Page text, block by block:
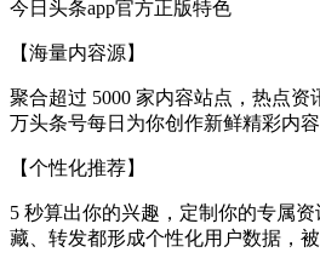
今日头条app官方正版特色
【海量内容源】
聚合超过 5000 家内容站点，热点资
万头条号每日为你创作新鲜精彩内
【个性化推荐】
5 秒算出你的兴趣，定制你的专属
藏、转发都形成个性化用户数据，被